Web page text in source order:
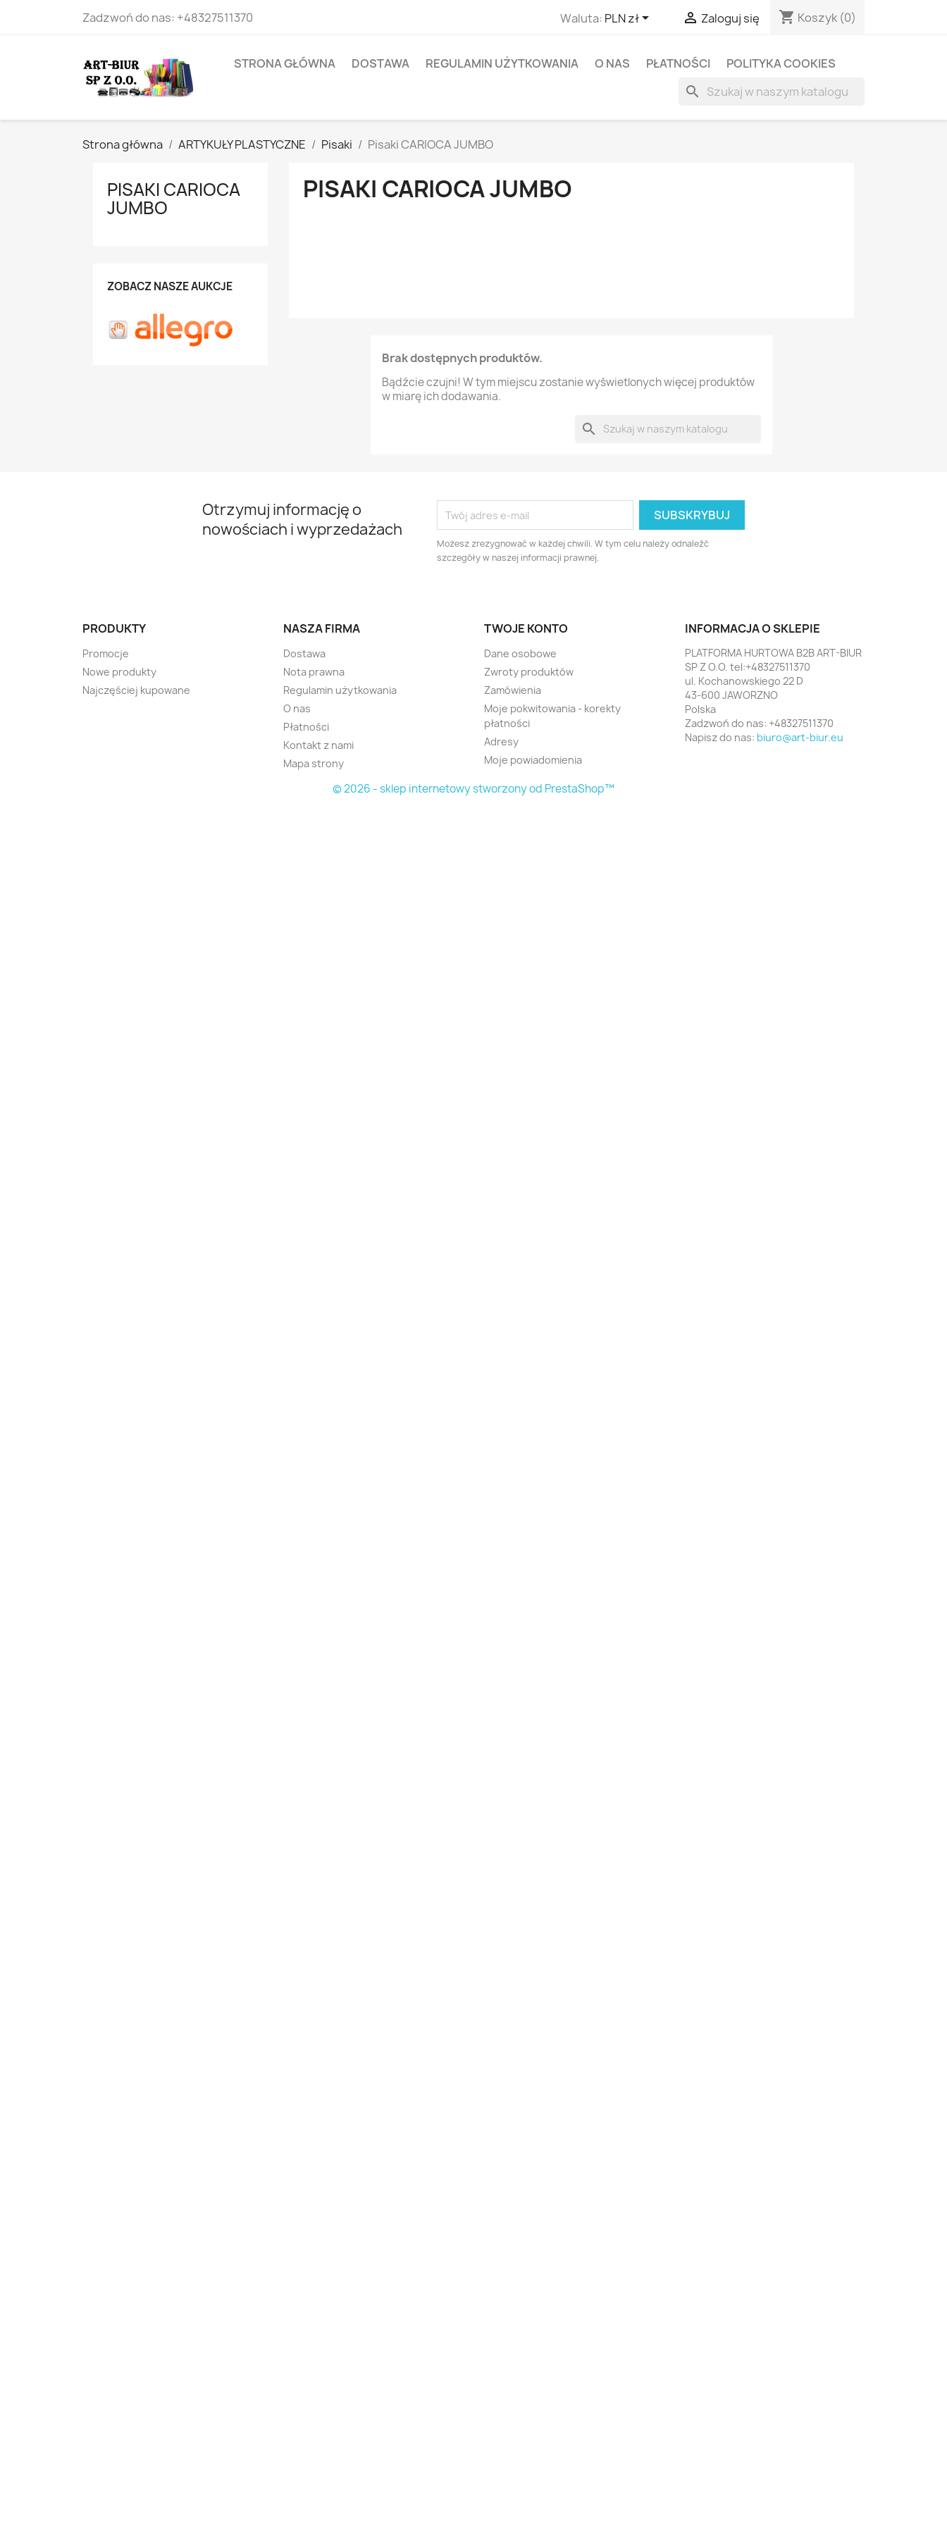
Zadzwoń do nas: +48327511370 Waluta: PLN zł  Zaloguj się shopping_cart Koszyk (0)
STRONA GŁÓWNA DOSTAWA REGULAMIN UŻYTKOWANIA O NAS PŁATNOŚCI POLITYKA COOKIES
search
Strona główna ARTYKUŁY PLASTYCZNE Pisaki Pisaki CARIOCA JUMBO
PISAKI CARIOCA
JUMBO
ZOBACZ NASZE AUKCJE
PISAKI CARIOCA JUMBO
Brak dostępnych produktów.
Bądźcie czujni! W tym miejscu zostanie wyświetlonych więcej produktów
w miarę ich dodawania.
search
Otrzymuj informację o
nowościach i wyprzedażach
Możesz zrezygnować w każdej chwili. W tym celu należy odnaleźć
szczegóły w naszej informacji prawnej.
PRODUKTY
Promocje
Nowe produkty
Najczęściej kupowane
NASZA FIRMA
Dostawa
Nota prawna
Regulamin użytkowania
O nas
Płatności
Kontakt z nami
Mapa strony
TWOJE KONTO
Dane osobowe
Zwroty produktów
Zamówienia
Moje pokwitowania - korekty
płatności
Adresy
Moje powiadomienia
INFORMACJA O SKLEPIE
PLATFORMA HURTOWA B2B ART-BIUR
SP Z O.O. tel:+48327511370
ul. Kochanowskiego 22 D
43-600 JAWORZNO
Polska
Zadzwoń do nas: +48327511370
Napisz do nas: biuro@art-biur.eu
© 2026 - sklep internetowy stworzony od PrestaShop™